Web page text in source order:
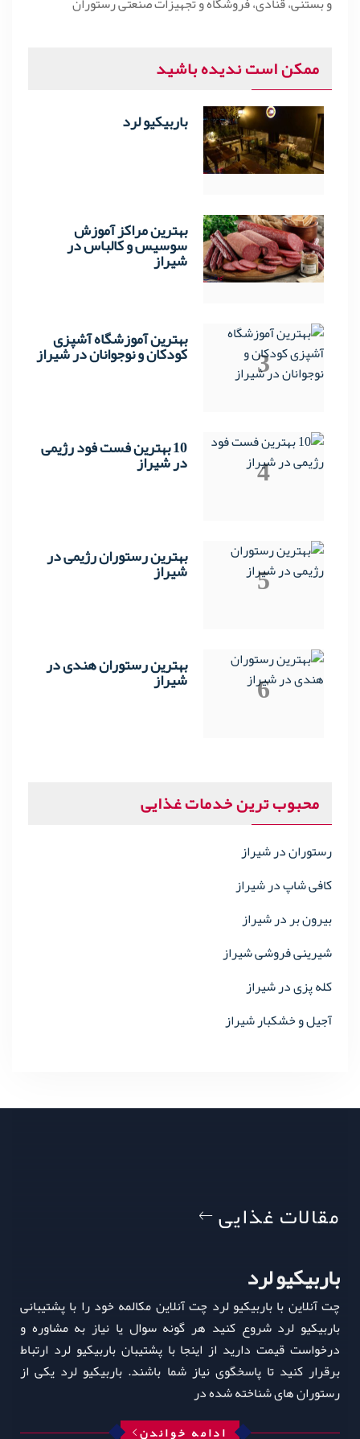
ممکن است ندیده باشید
1 باربیکیو لرد
2 بهترین مراکز آموزش
سوسیس و کالباس در
شیراز
3 بهترین آموزشگاه آشپزی
کودکان و نوجوانان در شیراز
4 10 بهترین فست فود رژیمی
در شیراز
5 بهترین رستوران رژیمی در
شیراز
6 بهترین رستوران هندی در
شیراز
محبوب ترین خدمات غذایی
رستوران در شیراز
کافی شاپ در شیراز
بیرون بر در شیراز
شیرینی فروشی شیراز
کله پزی در شیراز
آجیل و خشکبار شیراز
مقالات غذایی
باربیکیو لرد
چت آنلاین با باربیکیو لرد چت آنلاین مکالمه خود را با پشتیبانی
باربیکیو لرد شروع کنید هر گونه سوال یا نیاز به مشاوره و
درخواست قیمت دارید از اینجا با پشتیبان باربیکیو لرد ارتباط
برقرار کنید تا پاسخگوی نیاز شما باشند. باربیکیو لرد یکی از
رستوران‌ های شناخته‌ شده در
ادامه خواندن